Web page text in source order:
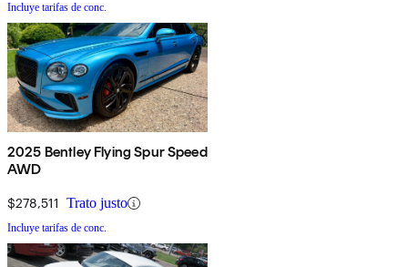
Incluye tarifas de conc.
2025 Bentley Flying Spur Speed
AWD
$278,511 Trato justo
Incluye tarifas de conc.